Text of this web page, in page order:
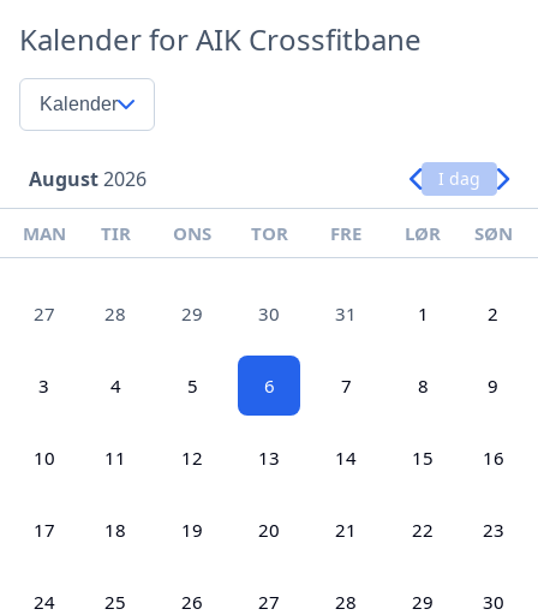
Kalender for AIK Crossfitbane
Kalender
August2026 I dag
MAN TIR ONS TOR FRE LØR SØN
27 28 29 30 31 1 2
3 4 5 6 7 8 9
10 11 12 13 14 15 16
17 18 19 20 21 22 23
24 25 26 27 28 29 30